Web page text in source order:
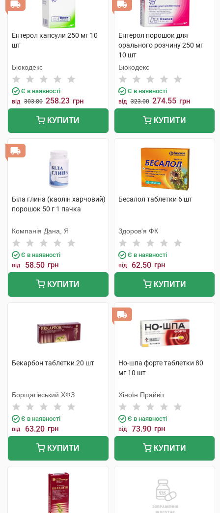
Ентерол капсули 250 мг 10
шт
Біокодекс
Є в наявності
від 303.80 258.23 грн
КУПИТИ
Ентерол порошок для
орального розчину 250 мг
10 шт
Біокодекс
Є в наявності
від 323.00 274.55 грн
КУПИТИ
Біла глина (каолін харчовий)
порошок 50 г 1 пачка
Компанія Дана, Я
Є в наявності
від 58.50 грн
КУПИТИ
Бесалол таблетки 6 шт
Здоров'я ФК
Є в наявності
від 62.50 грн
КУПИТИ
Бекарбон таблетки 20 шт
Борщагівський ХФЗ
Є в наявності
від 63.20 грн
КУПИТИ
Но-шпа форте таблетки 80
мг 10 шт
Хіноїн Прайвіт
Є в наявності
від 73.90 грн
КУПИТИ